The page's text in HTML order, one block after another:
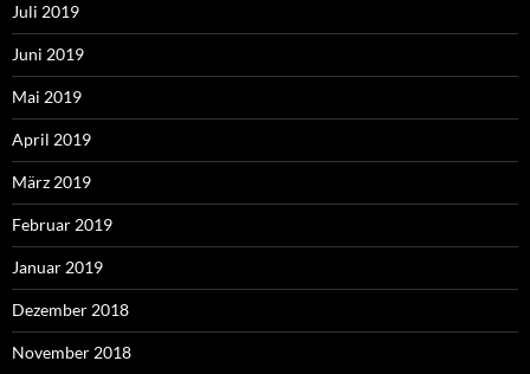
Juli 2019
Juni 2019
Mai 2019
April 2019
März 2019
Februar 2019
Januar 2019
Dezember 2018
November 2018